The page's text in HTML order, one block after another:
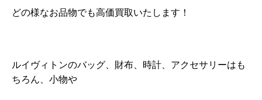
どの様なお品物でも高価買取いたします！
ルイヴィトンのバッグ、財布、時計、アクセサリーはも
ちろん、小物や